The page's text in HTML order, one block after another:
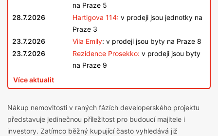
na Praze 5
28.7.2026
Hartigova 114: v prodeji jsou jednotky na
Praze 3
23.7.2026
Vila Emily: v prodeji jsou byty na Praze 8
23.7.2026
Rezidence Prosekko: v prodeji jsou byty
na Praze 9
Více aktualit
Nákup nemovitosti v raných fázích developerského projektu
představuje jedinečnou příležitost pro budoucí majitele i
investory. Zatímco běžný kupující často vyhledává již